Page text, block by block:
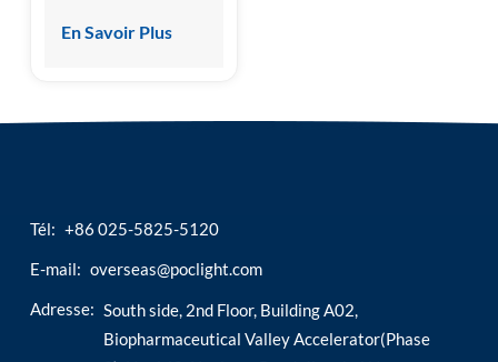
d'animal familier
proBNP
En Savoir Plus
Tél: +86 025-5825-5120
E-mail: overseas@poclight.com
Adresse: South side, 2nd Floor, Building A02,
Biopharmaceutical Valley Accelerator(Phase